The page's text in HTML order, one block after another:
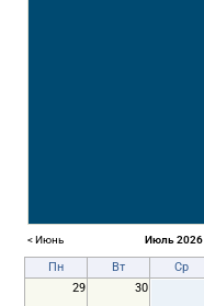
< Июнь Июль 2026
Пн Вт Ср
29
30